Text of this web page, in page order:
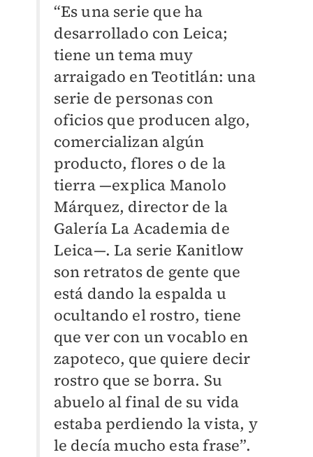
“Es una serie que ha
desarrollado con Leica;
tiene un tema muy
arraigado en Teotitlán: una
serie de personas con
oficios que producen algo,
comercializan algún
producto, flores o de la
tierra —explica Manolo
Márquez, director de la
Galería La Academia de
Leica—. La serie Kanitlow
son retratos de gente que
está dando la espalda u
ocultando el rostro, tiene
que ver con un vocablo en
zapoteco, que quiere decir
rostro que se borra. Su
abuelo al final de su vida
estaba perdiendo la vista, y
le decía mucho esta frase”.